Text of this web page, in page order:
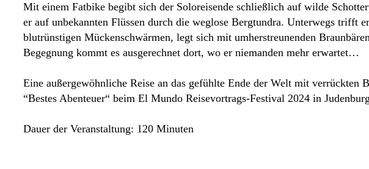
Mit einem Fatbike begibt sich der Soloreisende schließlich auf wilde
er auf unbekannten Flüssen durch die weglose Bergtundra. Unterwegs trifft
blutrünstigen Mückenschwärmen, legt sich mit umherstreunenden
Begegnung kommt es ausgerechnet dort, wo er niemanden mehr erwartet…
Eine außergewöhnliche Reise an das gefühlte Ende der Welt mit verrückten
“Bestes Abenteuer“ beim El Mundo Reisevortrags-Festival 2024 in
Dauer der Veranstaltung: 120 Minuten